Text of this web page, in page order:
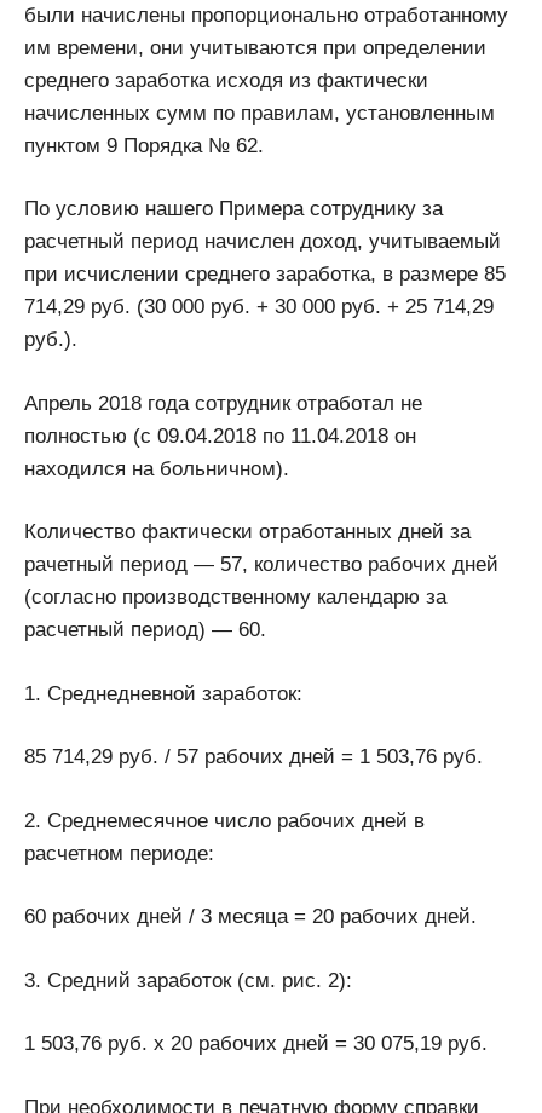
были начислены пропорционально отработанному
им времени, они учитываются при определении
среднего заработка исходя из фактически
начисленных сумм по правилам, установленным
пунктом 9 Порядка № 62.
По условию нашего Примера сотруднику за
расчетный период начислен доход, учитываемый
при исчислении среднего заработка, в размере 85
714,29 руб. (30 000 руб. + 30 000 руб. + 25 714,29
руб.).
Апрель 2018 года сотрудник отработал не
полностью (с 09.04.2018 по 11.04.2018 он
находился на больничном).
Количество фактически отработанных дней за
рачетный период — 57, количество рабочих дней
(согласно производственному календарю за
расчетный период) — 60.
1. Среднедневной заработок:
85 714,29 руб. / 57 рабочих дней = 1 503,76 руб.
2. Среднемесячное число рабочих дней в
расчетном периоде:
60 рабочих дней / 3 месяца = 20 рабочих дней.
3. Средний заработок (см. рис. 2):
1 503,76 руб. х 20 рабочих дней = 30 075,19 руб.
При необходимости в печатную форму справки